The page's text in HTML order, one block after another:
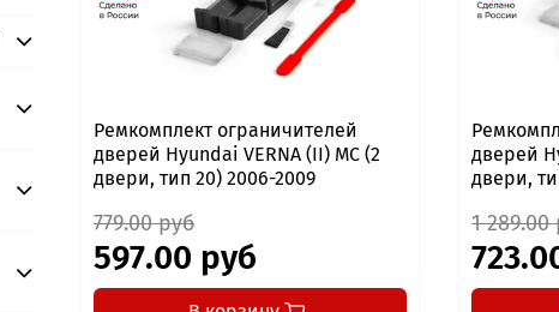
Ремкомплект ограничителей
дверей Hyundai VERNA (II) MC (2
двери, тип 20) 2006-2009
779.00 руб
597.00 руб
дверей
двери,
1 289.00